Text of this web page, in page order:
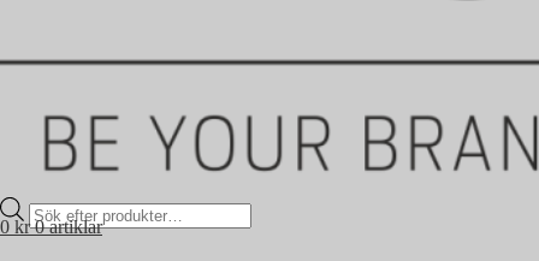
Products
search
0 kr 0 artiklar